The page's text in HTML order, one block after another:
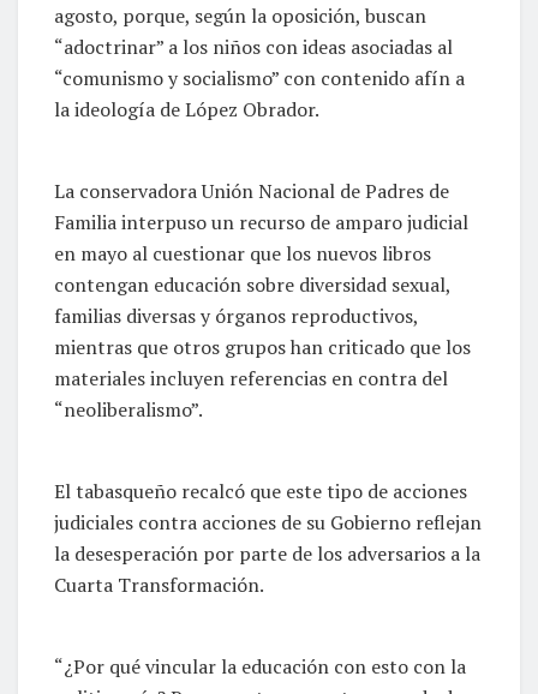
agosto, porque, según la oposición, buscan
“adoctrinar” a los niños con ideas asociadas al
“comunismo y socialismo” con contenido afín a
la ideología de López Obrador.
La conservadora Unión Nacional de Padres de
Familia interpuso un recurso de amparo judicial
en mayo al cuestionar que los nuevos libros
contengan educación sobre diversidad sexual,
familias diversas y órganos reproductivos,
mientras que otros grupos han criticado que los
materiales incluyen referencias en contra del
“neoliberalismo”.
El tabasqueño recalcó que este tipo de acciones
judiciales contra acciones de su Gobierno reflejan
la desesperación por parte de los adversarios a la
Cuarta Transformación.
“¿Por qué vincular la educación con esto con la